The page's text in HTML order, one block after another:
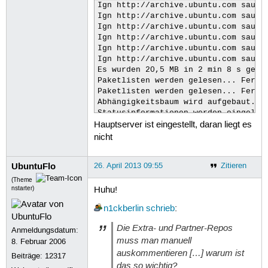
Ign http://archive.ubuntu.com
Ign http://archive.ubuntu.com
Ign http://archive.ubuntu.com
Ign http://archive.ubuntu.com
Ign http://archive.ubuntu.com
Ign http://archive.ubuntu.com
Es wurden 20,5 MB in 2 min 8 s
Paketlisten werden gelesen...
Paketlisten werden gelesen...
Abhängigkeitsbaum wird
Statusinformationen werden
Paketaktualisierung (Upgrade)
0 aktualisiert, 0 neu installiert,
Hauptserver ist eingestellt, daran liegt es
nicht
UbuntuFlo
(Theme
nstarter)
Anmeldungsdatum:
8. Februar 2006
Beiträge: 12317
Zitieren
26. April 2013 09:55
Huhu!
n1ckberlin schrieb:
Die Extra- und Partner-Repos
muss man manuell
auskommentieren […] warum ist
das so wichtig?